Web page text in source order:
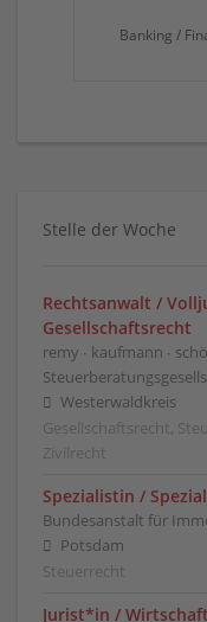
Banking /
Stelle der Woche
Rechtsanwalt /
Gesellschaftsrecht
remy ∙ kaufmann ∙
Westerwaldkreis
Gesellschaftsrecht,
Zivilrecht
Spezialistin /
Bundesanstalt für
Potsdam
Steuerrecht
Jurist*in /